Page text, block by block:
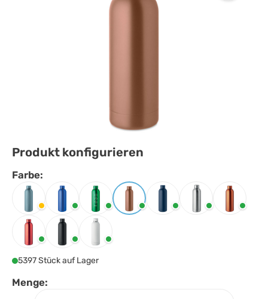
Produkt konfigurieren
Farbe:
Farbe auswählen
Babyblau Blau Grün Kupfer MarineblauMattsilber Orange
Rot Schwarz Weiss
5397 Stück auf Lager
Menge: